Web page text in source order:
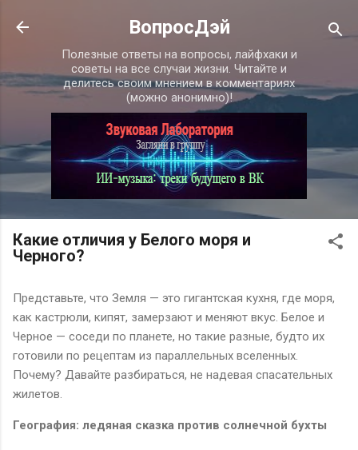
К основному контенту
ВопросДэй
Полезные ответы на вопросы, лайфхаки и
советы на все случаи жизни. Читайте и
делитесь своим мнением в комментариях
(можно анонимно)!
Какие отличия у Белого моря и
Черного?
Представьте, что Земля — это гигантская кухня, где моря,
как кастрюли, кипят, замерзают и меняют вкус. Белое и
Черное — соседи по планете, но такие разные, будто их
готовили по рецептам из параллельных вселенных.
Почему? Давайте разбираться, не надевая спасательных
жилетов.
География: ледяная сказка против солнечной бухты